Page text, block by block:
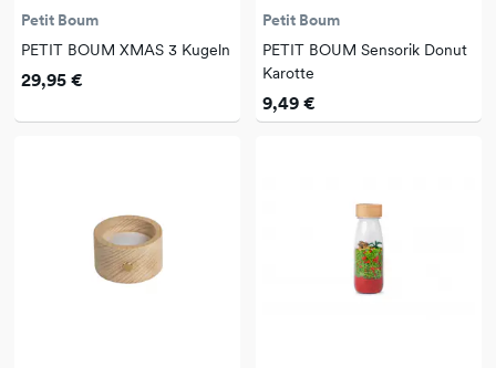
Petit Boum
PETIT BOUM XMAS 3 Kugeln
29,95 €
Petit Boum
PETIT BOUM Sensorik Donut
Karotte
9,49 €